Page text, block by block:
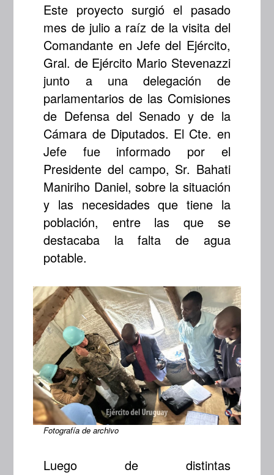
Este proyecto surgió el pasado
mes de julio a raíz de la visita del
Comandante en Jefe del Ejército,
Gral. de Ejército Mario Stevenazzi
junto a una delegación de
parlamentarios de las Comisiones
de Defensa del Senado y de la
Cámara de Diputados. El Cte. en
Jefe fue informado por el
Presidente del campo, Sr. Bahati
Maniriho Daniel, sobre la situación
y las necesidades que tiene la
población, entre las que se
destacaba la falta de agua
potable.
Fotografía de archivo
Luego de distintas